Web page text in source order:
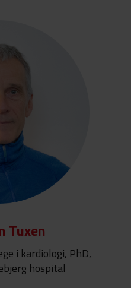
Tuxen
i kardiologi, PhD,
hospital